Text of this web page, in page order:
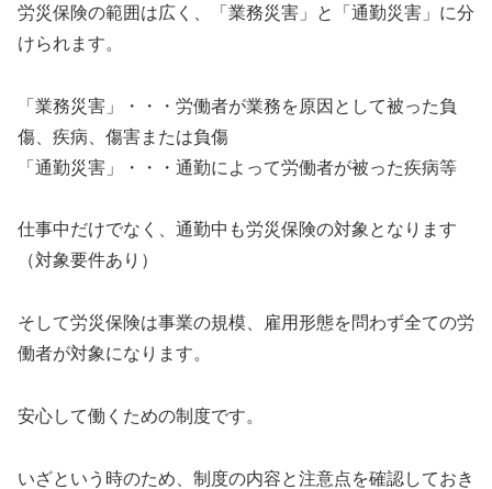
労災保険の範囲は広く、「業務災害」と「通勤災害」に分
けられます。
「業務災害」・・・労働者が業務を原因として被った負
傷、疾病、傷害または負傷
「通勤災害」・・・通勤によって労働者が被った疾病等
仕事中だけでなく、通勤中も労災保険の対象となります
（対象要件あり）
そして労災保険は事業の規模、雇用形態を問わず全ての労
働者が対象になります。
安心して働くための制度です。
いざという時のため、制度の内容と注意点を確認しておき